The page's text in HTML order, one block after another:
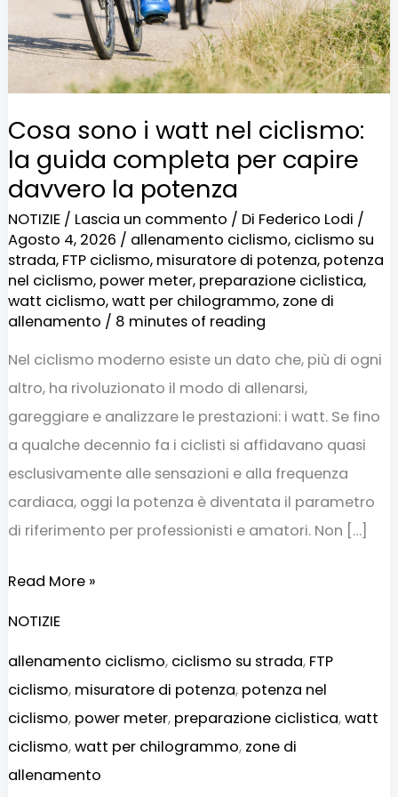
Cosa sono i watt nel ciclismo:
la guida completa per capire
davvero la potenza
NOTIZIE/ Lascia un commento / Di Federico Lodi /
Agosto 4, 2026 / allenamento ciclismo, ciclismo su
strada, FTP ciclismo, misuratore di potenza, potenza
nel ciclismo, power meter, preparazione ciclistica,
watt ciclismo,watt per chilogrammo, zone di
allenamento / 8 minutes of reading
Nel ciclismo moderno esiste un dato che, più di ogni
altro, ha rivoluzionato il modo di allenarsi,
gareggiare e analizzare le prestazioni: i watt. Se fino
a qualche decennio fa i ciclisti si affidavano quasi
esclusivamente alle sensazioni e alla frequenza
cardiaca, oggi la potenza è diventata il parametro
di riferimento per professionisti e amatori. Non […]
guida
completa
capire
davvero
la
potenza
Read More »
NOTIZIE
allenamento ciclismo, ciclismo su strada, FTP
ciclismo, misuratore di potenza, potenza nel
ciclismo, power meter, preparazione ciclistica,watt
ciclismo,watt per chilogrammo, zone di
allenamento